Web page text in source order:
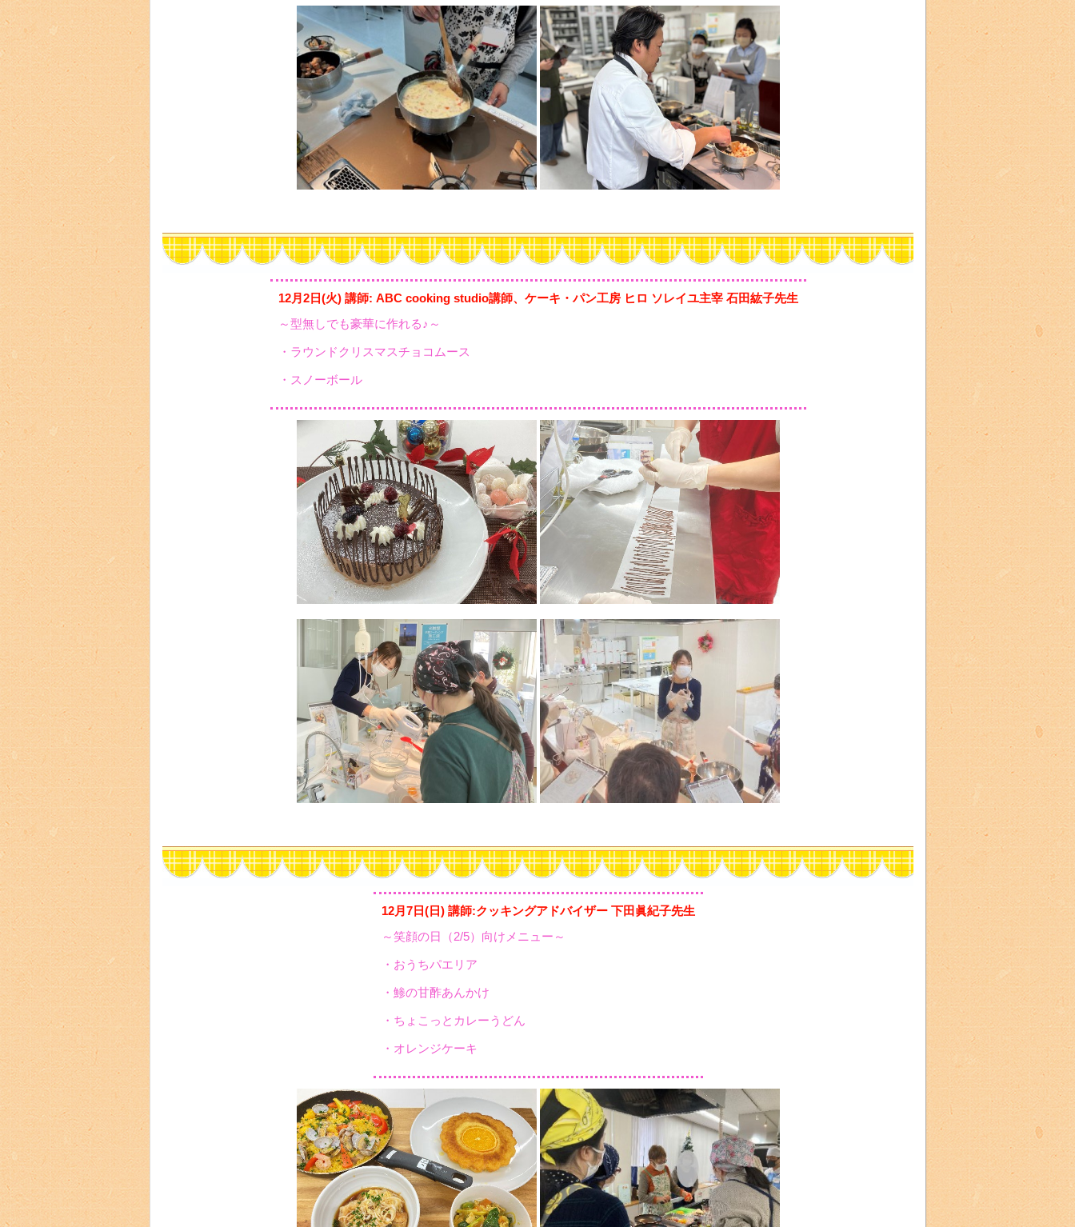
12月2日(火) 講師: ABC cooking studio講師、ケーキ・パン工房 ヒロ ソレイユ主宰 石田紘子先生
～型無しでも豪華に作れる♪～
・ラウンドクリスマスチョコムース
・スノーボール
12月7日(日) 講師:クッキングアドバイザー 下田眞紀子先生
～笑顔の日（2/5）向けメニュー～
・おうちパエリア
・鯵の甘酢あんかけ
・ちょこっとカレーうどん
・オレンジケーキ